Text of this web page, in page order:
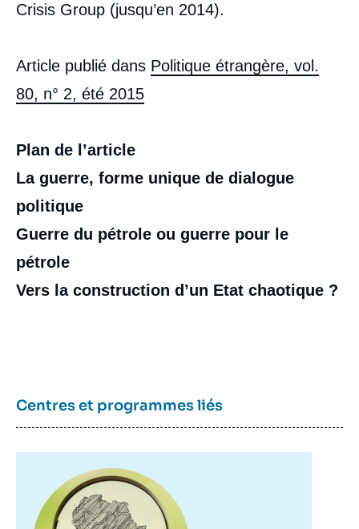
Crisis Group (jusqu’en 2014).
Article publié dans Politique étrangère, vol.
80, n° 2, été 2015
Plan de l’article
La guerre, forme unique de dialogue
politique
Guerre du pétrole ou guerre pour le
pétrole
Vers la construction d’un Etat chaotique ?
Centres et programmes liés
principale